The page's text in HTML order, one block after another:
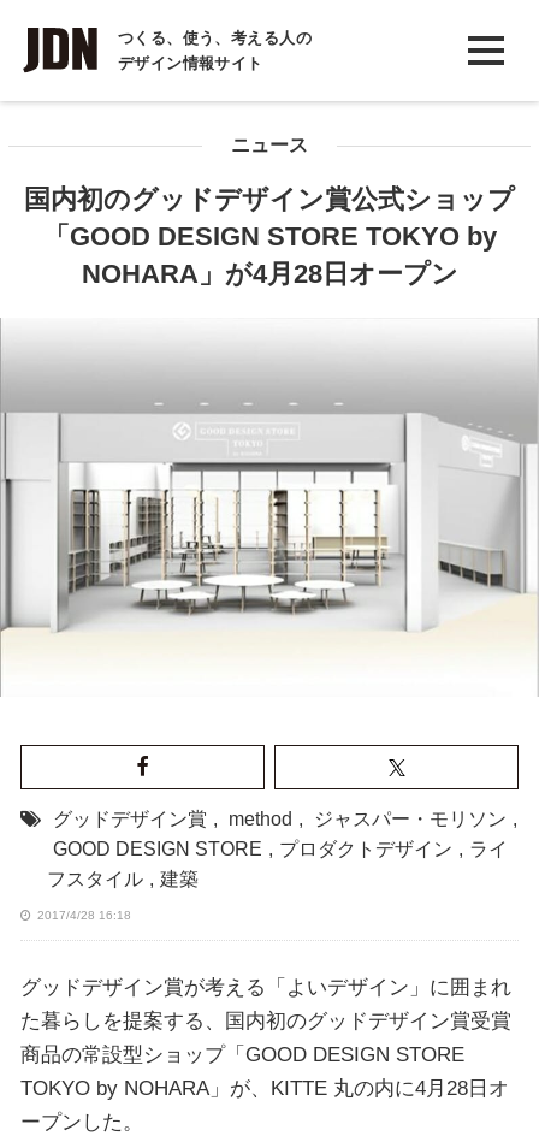
つくる、使う、考える人の
デザイン情報サイト
INTERVIEW
インタビュー
COLUMN
コラム
ニュース
国内初のグッドデザイン賞公式ショップ
「GOOD DESIGN STORE TOKYO by
NOHARA」が4月28日オープン
グッドデザイン賞 , method , ジャスパー・モリソン ,
GOOD DESIGN STORE , プロダクトデザイン , ライ
フスタイル , 建築
2017/4/28 16:18
グッドデザイン賞が考える「よいデザイン」に囲まれ
た暮らしを提案する、国内初のグッドデザイン賞受賞
商品の常設型ショップ「GOOD DESIGN STORE
TOKYO by NOHARA」が、KITTE 丸の内に4月28日オ
ープンした。